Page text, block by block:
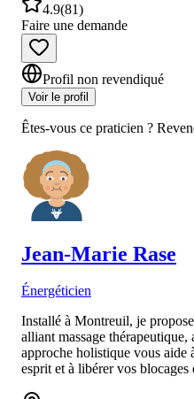
4.9(81)
Faire une demande
Profil non revendiqué
Voir le profil
Êtes-vous ce praticien ?
Jean-Marie Rase
Énergéticien
Installé à Montreuil, je
alliant massage
approche holistique vous
esprit et à libérer vos blocages